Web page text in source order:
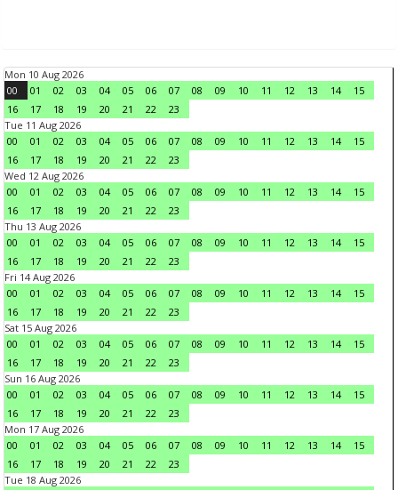
Mon 10 Aug 2026
00
01 02 03 04 05 06 07 08 09 10 11 12 13 14
15
16
17 18 19 20 21 22
23
Tue 11 Aug 2026
00
01 02 03 04 05 06 07 08 09 10 11 12 13 14
15
16
17 18 19 20 21 22
23
Wed 12 Aug 2026
00
01 02 03 04 05 06 07 08 09 10 11 12 13 14
15
16
17 18 19 20 21 22
23
Thu 13 Aug 2026
00
01 02 03 04 05 06 07 08 09 10 11 12 13 14
15
16
17 18 19 20 21 22
23
Fri 14 Aug 2026
00
01 02 03 04 05 06 07 08 09 10 11 12 13 14
15
16
17 18 19 20 21 22
23
Sat 15 Aug 2026
00
01 02 03 04 05 06 07 08 09 10 11 12 13 14
15
16
17 18 19 20 21 22
23
Sun 16 Aug 2026
00
01 02 03 04 05 06 07 08 09 10 11 12 13 14
15
16
17 18 19 20 21 22
23
Mon 17 Aug 2026
00
01 02 03 04 05 06 07 08 09 10 11 12 13 14
15
16
17 18 19 20 21 22
23
Tue 18 Aug 2026